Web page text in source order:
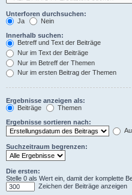
Unterforen durchsuchen:
Ja
Nein
Innerhalb suchen:
Betreff und Text der Beiträge
Nur im Text der Beiträge
Nur im Betreff der Themen
Nur im ersten Beitrag der Themen
Ergebnisse anzeigen als:
Beiträge
Themen
Ergebnisse sortieren nach:
Suchzeitraum begrenzen:
Die ersten:
Stelle 0 als Wert ein, damit der komplette
Zeichen der Beiträge anzeigen